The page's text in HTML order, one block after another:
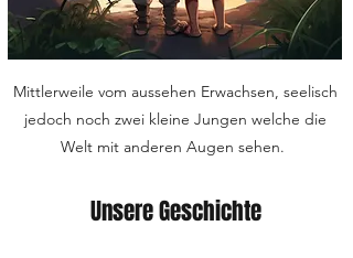
Mittlerweile vom aussehen Erwachsen, seelisch
jedoch noch zwei kleine Jungen welche die
Welt mit anderen Augen sehen.
Unsere Geschichte